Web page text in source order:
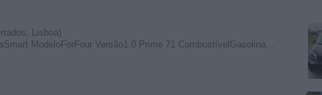
Lisboa)
ModeloForFour Versão1.0 Prime 71 CombustívelGasolina…